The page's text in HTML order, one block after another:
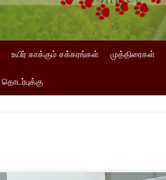
உயிர் காக்கும் சக்கரங்கள் முத்திரைகள்
தொடர்புக்கு